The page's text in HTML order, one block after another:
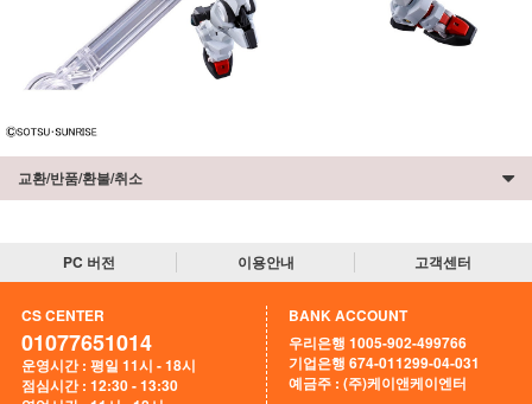
교환/반품/환불/취소
PC 버전 이용안내 고객센터
CS CENTER
01077651014
운영시간 : 평일 11시 - 18시
점심시간 : 12:30 - 13:30
BANK ACCOUNT
우리은행 1005-902-499766
기업은행 674-011299-04-031
예금주 : (주)케이앤케이엔터